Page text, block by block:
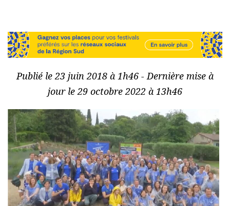
Publié le 23 juin 2018 à 1h46 - Dernière mise à
jour le 29 octobre 2022 à 13h46